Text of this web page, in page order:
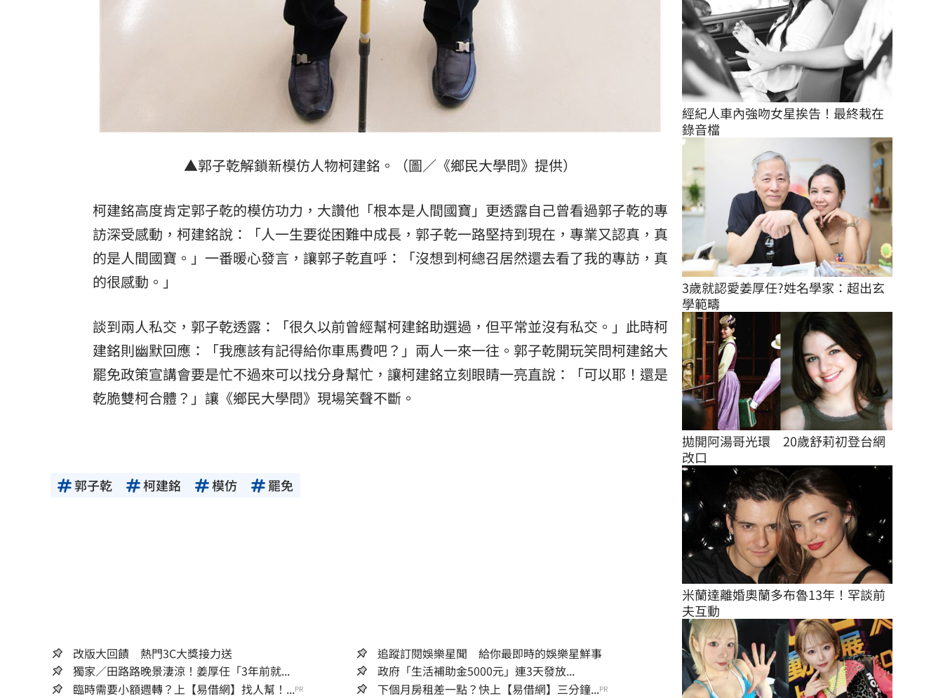
▲郭子乾解鎖新模仿人物柯建銘。（圖／《鄉民大學問》提供）
柯建銘高度肯定郭子乾的模仿功力，大讚他「根本是人間國寶」更透露自己曾看過郭子乾的專
訪深受感動，柯建銘說：「人一生要從困難中成長，郭子乾一路堅持到現在，專業又認真，真
的是人間國寶。」一番暖心發言，讓郭子乾直呼：「沒想到柯總召居然還去看了我的專訪，真
的很感動。」
談到兩人私交，郭子乾透露：「很久以前曾經幫柯建銘助選過，但平常並沒有私交。」此時柯
建銘則幽默回應：「我應該有記得給你車馬費吧？」兩人一來一往。郭子乾開玩笑問柯建銘大
罷免政策宣講會要是忙不過來可以找分身幫忙，讓柯建銘立刻眼睛一亮直說：「可以耶！還是
乾脆雙柯合體？」讓《鄉民大學問》現場笑聲不斷。
郭子乾 柯建銘 模仿 罷免
改版大回饋 熱門3C大獎接力送
追蹤訂閱娛樂星聞 給你最即時的娛樂星鮮事
獨家／田路路晚景淒涼！姜厚任「3年前就...
政府「生活補助金5000元」連3天發放...
臨時需要小額週轉？上【易借網】找人幫！...PR 下個月房租差一點？快上【易借網】三分鐘...PR
經紀人車內強吻女星挨告！最終栽在
錄音檔
3歲就認愛姜厚任?姓名學家：超出玄
學範疇
拋開阿湯哥光環　20歲舒莉初登台網
改口
米蘭達離婚奧蘭多布魯13年！罕談前
夫互動